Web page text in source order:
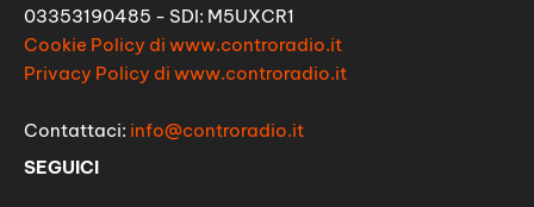
03353190485 - SDI: M5UXCR1
Cookie Policy di www.controradio.it
Privacy Policy di www.controradio.it
Contattaci: info@controradio.it
SEGUICI